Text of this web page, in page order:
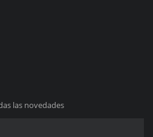
las novedades